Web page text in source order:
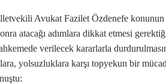
Avukat Fazilet Özdenefe konunun
atacağı adımlara dikkat etmesi
verilecek kararlarla
yolsuzluklara karşı topyekun bir